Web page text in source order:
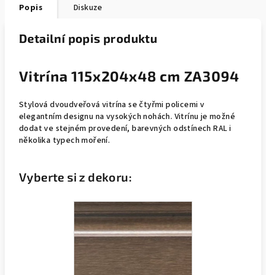
Popis Diskuze
Detailní popis produktu
Vitrína 115x204x48 cm ZA3094
Stylová dvoudveřová vitrína se čtyřmi policemi v
elegantním designu na vysokých nohách. Vitrínu je možné
dodat ve stejném provedení, barevných odstínech RAL i
několika typech moření.
Vyberte si z dekoru: